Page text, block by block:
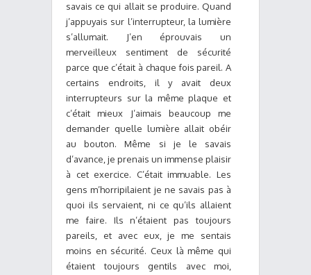
savais ce qui allait se produire. Quand
j’appuyais sur l’interrupteur, la lumière
s’allumait. J’en éprouvais un
merveilleux sentiment de sécurité
parce que c’était à chaque fois pareil. A
certains endroits, il y avait deux
interrupteurs sur la même plaque et
c’était mieux J’aimais beaucoup me
demander quelle lumière allait obéir
au bouton. Même si je le savais
d’avance, je prenais un immense plaisir
à cet exercice. C’était immuable. Les
gens m’horripilaient je ne savais pas à
quoi ils servaient, ni ce qu’ils allaient
me faire. Ils n’étaient pas toujours
pareils, et avec eux, je me sentais
moins en sécurité. Ceux là même qui
étaient toujours gentils avec moi,